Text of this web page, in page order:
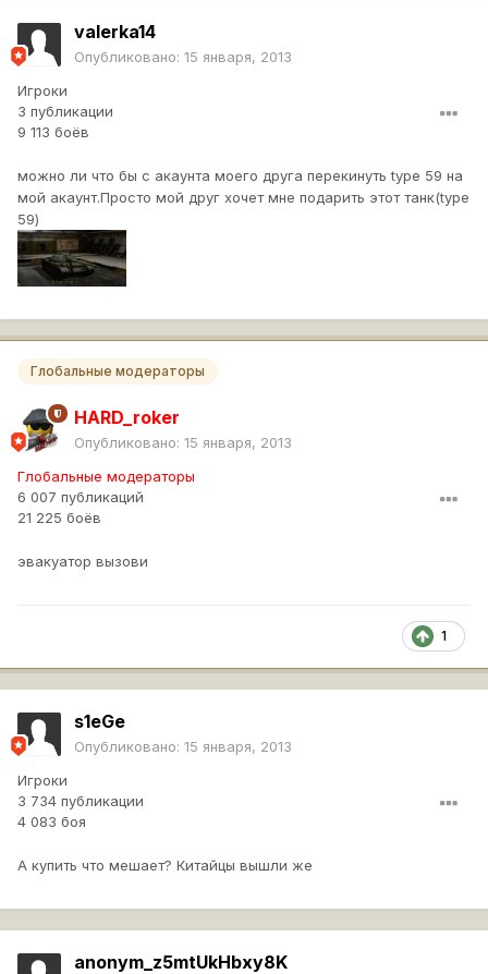
valerka14
Опубликовано: 15 января, 2013
Игроки
3 публикации
9 113 боёв
можно ли что бы с акаунта моего друга перекинуть type 59 на
мой акаунт.Просто мой друг хочет мне подарить этот танк(type
59)
Глобальные модераторы
HARD_roker
Опубликовано: 15 января, 2013
Глобальные модераторы
6 007 публикаций
21 225 боёв
эвакуатор вызови
1
s1eGe
Опубликовано: 15 января, 2013
Игроки
3 734 публикации
4 083 боя
А купить что мешает? Китайцы вышли же
anonym_z5mtUkHbxy8K